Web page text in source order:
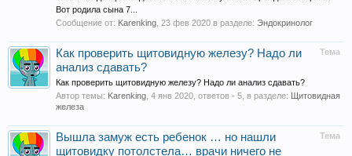
Вот родила сына 7...
Сообщение от: Karenking 23 фев 2020 в разделе: Эндокринолог
Тема
Как проверить щитовидную железу? Надо ли
анализ сдавать?
Как проверить щитовидную железу? Надо ли анализ сдавать?
Автор темы: Karenking 4 янв 2020 , ответов - 5, в разделе: Щитовидная
железа
Тема
Вышла замуж есть ребенок … но нашли
щитовидку потолстела… врачи ничего не